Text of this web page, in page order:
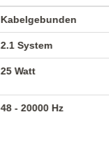
Kabelgebunden
2.1 System
25 Watt
48 - 20000 Hz